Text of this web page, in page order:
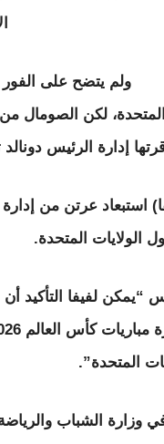
ولم يتضح على
لكن الصومال
إدارة الرئيس
استبعاد عرتن من
الولايات المتحدة.
لفيفا التأكيد
المتحدة”.
الشباب والرياضة